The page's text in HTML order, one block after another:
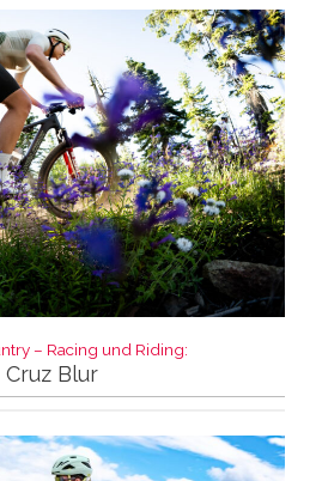
– Racing und Riding:
Blur